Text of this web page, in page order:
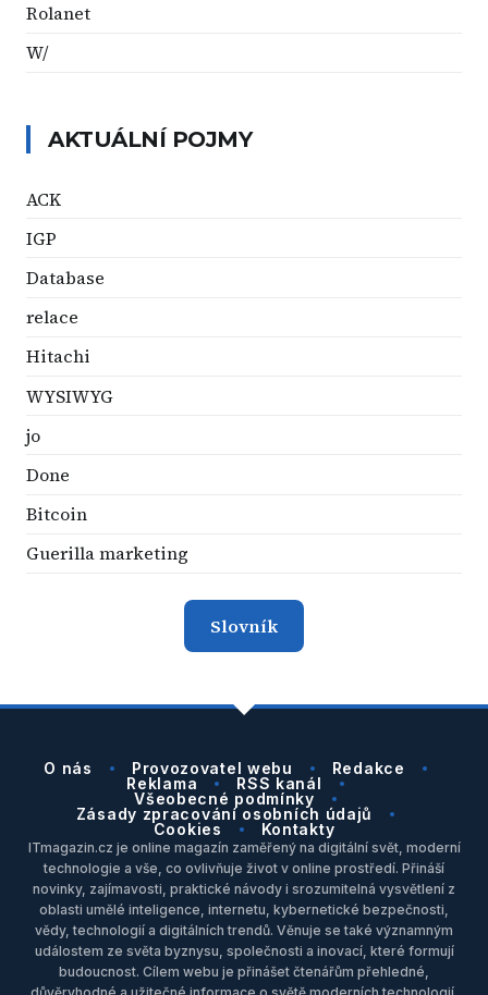
Rolanet
W/
AKTUÁLNÍ POJMY
ACK
IGP
Database
relace
Hitachi
WYSIWYG
jo
Done
Bitcoin
Guerilla marketing
Slovník
O nás Provozovatel webu
Redakce
Reklama
RSS kanál
Všeobecné podmínky
Zásady zpracování osobních údajů
Cookies
Kontakty
ITmagazin.cz je online magazín zaměřený na digitální svět, moderní
technologie a vše, co ovlivňuje život v online prostředí. Přináší
novinky, zajímavosti, praktické návody i srozumitelná vysvětlení z
oblasti umělé inteligence, internetu, kybernetické bezpečnosti,
vědy, technologií a digitálních trendů. Věnuje se také významným
událostem ze světa byznysu, společnosti a inovací, které formují
budoucnost. Cílem webu je přinášet čtenářům přehledné,